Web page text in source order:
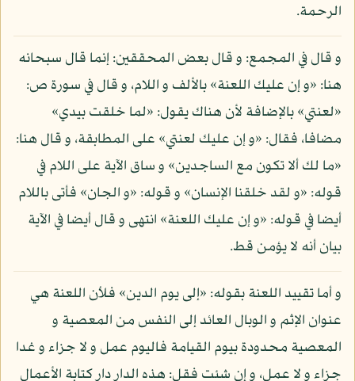
الرحمة.
و قال في المجمع: و قال بعض المحققين: إنما قال سبحانه
هنا: «و إن عليك اللعنة» بالألف و اللام، و قال في سورة ص:
«لعنتي» بالإضافة لأن هناك يقول: «لما خلقت بيدي»
مضافا، فقال: «و إن عليك لعنتي» على المطابقة، و قال هنا:
«ما لك ألا تكون مع الساجدين» و ساق الآية على اللام في
قوله: «و لقد خلقنا الإنسان» و قوله: «و الجان» فأتى باللام
أيضا في قوله: «و إن عليك اللعنة» انتهى و قال أيضا في الآية
بيان أنه لا يؤمن قط.
و أما تقييد اللعنة بقوله: «إلى يوم الدين» فلأن اللعنة هي
عنوان الإثم و الوبال العائد إلى النفس من المعصية و
المعصية محدودة بيوم القيامة فاليوم عمل و لا جزاء و غدا
جزاء و لا عمل، و إن شئت فقل: هذه الدار دار كتابة الأعمال